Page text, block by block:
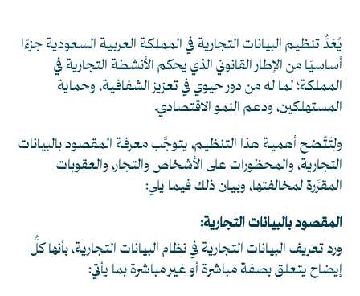
يُعَدُّ تنظيم البيانات التجارية في المملكة العربية السعودية جزءًا
أساسيًا من الإطار القانوني الذي يحكم الأنشطة التجارية في
المملكة؛ لما له من دور حيوي في تعزيز الشفافية، وحماية
المستهلكين، ودعم النمو الاقتصادي.
ولِتَتّضح أهمية هذا التنظيم، يتوجَّب معرفةالمقصود بالبيانات
التجارية، والمحظورات على الأشخاص والتجار، والعقوبات
المقرَّرة لمخالفتها، وبيان ذلك فيما يلي:
المقصود بالبيانات التجارية:
ورد تعريف البيانات التجارية في نظام البيانات التجارية، بأنها كلُّ
إيضاح يتعلق بصفة مباشرة أو غير مباشرة بما يأتي: